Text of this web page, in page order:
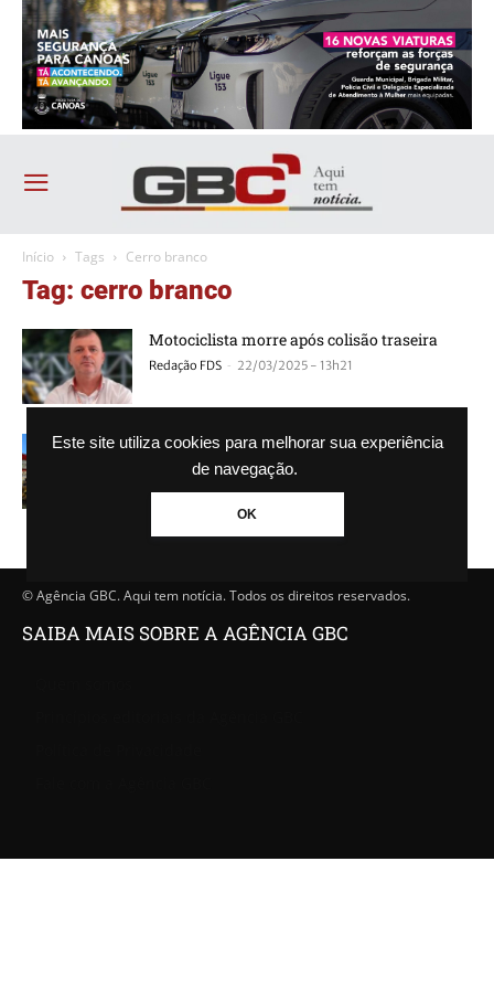
Este site utiliza cookies para melhorar sua experiência
de navegação.
OK
Início Tags Cerro branco
Tag: cerro branco
Motociclista morre após colisão traseira
Redação FDS - 22/03/2025 - 13h21
Caminhoneiro morre preso nas ferragens
Agência GBC - 29/04/2023 - 11h04
© Agência GBC. Aqui tem notícia. Todos os direitos reservados.
SAIBA MAIS SOBRE A AGÊNCIA GBC